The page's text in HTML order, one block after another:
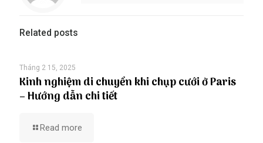
Related posts
Tháng 2 15, 2025
Kinh nghiệm di chuyển khi chụp cưới ở Paris
– Hướng dẫn chi tiết
Read more